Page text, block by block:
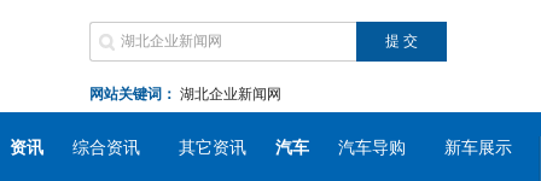
网站关键词： 湖北企业新闻网
资讯 综合资讯 其它资讯 汽车 汽车导购 新车展示